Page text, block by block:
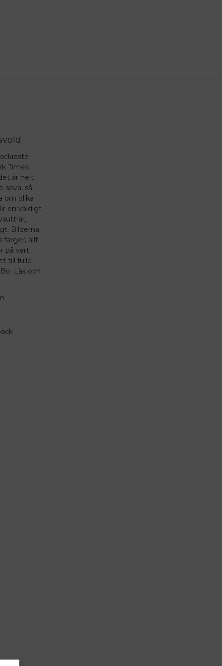
Times
är helt
sova, så
om olika
en väldigt
Bilderna
färger, allt
på vart
till fullo
Läs och